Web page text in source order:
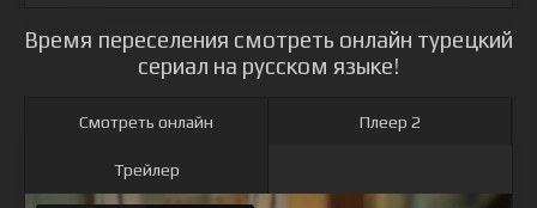
Время переселения смотреть онлайн турецкий
сериал на русском языке!
Смотреть онлайн Плеер 2
Трейлер